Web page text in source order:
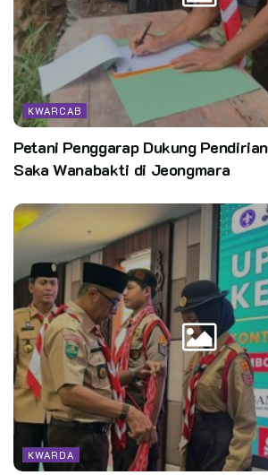
KWARCAB
Petani Penggarap Dukung
Saka Wanabakti di Jeongmara
KWARDA